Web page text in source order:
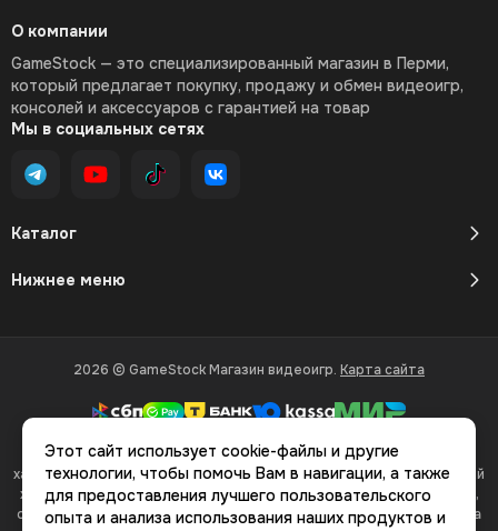
Каталог
Нижнее меню
О компании
GameStock — это специализированный магазин в Перми,
который предлагает покупку, продажу и обмен видеоигр,
консолей и аксессуаров с гарантией на товар
Мы в социальных сетях
2026 © GameStock Магазин видеоигр. Карта сайта
Вся представленная на сайте информация, касающаяся
характеристик, стоимости товаров и услуг, носит информационный
характер и ни при каких условиях не является публичной офертой,
определяемой положениями Статьи 437(2) Гражданского кодекса
Этот сайт использует cookie-файлы и другие
технологии, чтобы помочь Вам в навигации, а также
для предоставления лучшего пользовательского
опыта и анализа использования наших продуктов и